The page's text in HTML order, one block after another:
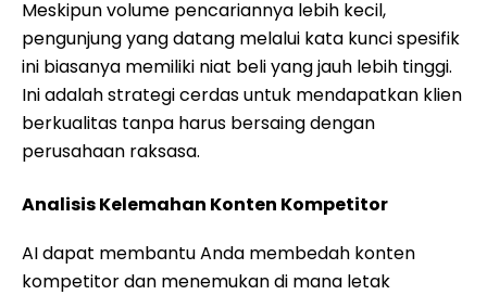
Meskipun volume pencariannya lebih kecil,
pengunjung yang datang melalui kata kunci spesifik
ini biasanya memiliki niat beli yang jauh lebih tinggi.
Ini adalah strategi cerdas untuk mendapatkan klien
berkualitas tanpa harus bersaing dengan
perusahaan raksasa.
Analisis Kelemahan Konten Kompetitor
AI dapat membantu Anda membedah konten
kompetitor dan menemukan di mana letak